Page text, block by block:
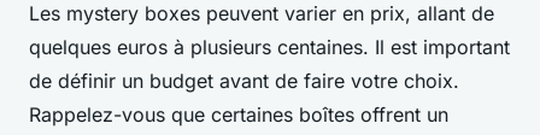
Les mystery boxes peuvent varier en prix, allant de
quelques euros à plusieurs centaines. Il est important
de définir un budget avant de faire votre choix.
Rappelez-vous que certaines boîtes offrent un